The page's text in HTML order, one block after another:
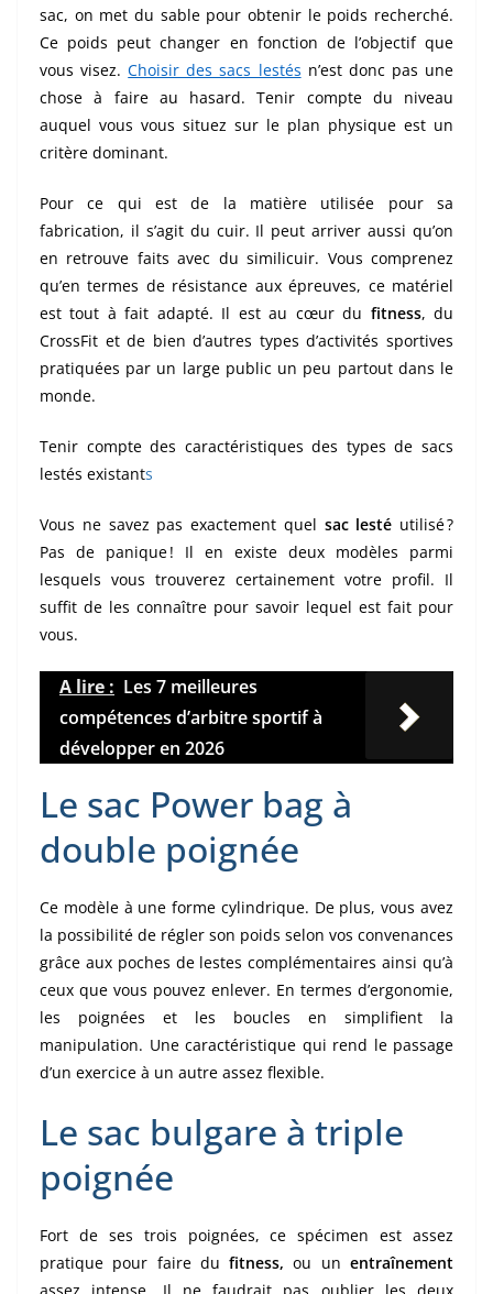
sac, on met du sable pour obtenir le poids recherché.
Ce poids peut changer en fonction de l’objectif que
vous visez.Choisir des sacs lestés n’est donc pas une
chose à faire au hasard. Tenir compte du niveau
auquel vous vous situez sur le plan physique est un
critère dominant.
Pour ce qui est de la matière utilisée pour sa
fabrication, il s’agit du cuir. Il peut arriver aussi qu’on
en retrouve faits avec du similicuir. Vous comprenez
qu’en termes de résistance aux épreuves, ce matériel
est tout à fait adapté. Il est au cœur du fitness, du
CrossFit et de bien d’autres types d’activités sportives
pratiquées par un large public un peu partout dans le
monde.
Tenir compte des caractéristiques des types de sacs
lestés existants
Vous ne savez pas exactement quel sac lesté utilisé ?
Pas de panique ! Il en existe deux modèles parmi
lesquels vous trouverez certainement votre profil. Il
suffit de les connaître pour savoir lequel est fait pour
vous.
A lire : Les 7 meilleures
compétences d’arbitre sportif à
développer en 2026
Le sac Power bag à
double poignée
Ce modèle à une forme cylindrique. De plus, vous avez
la possibilité de régler son poids selon vos convenances
grâce aux poches de lestes complémentaires ainsi qu’à
ceux que vous pouvez enlever. En termes d’ergonomie,
les poignées et les boucles en simplifient la
manipulation. Une caractéristique qui rend le passage
d’un exercice à un autre assez flexible.
Le sac bulgare à triple
poignée
Fort de ses trois poignées, ce spécimen est assez
pratique pour faire dufitness, ou unentraînement